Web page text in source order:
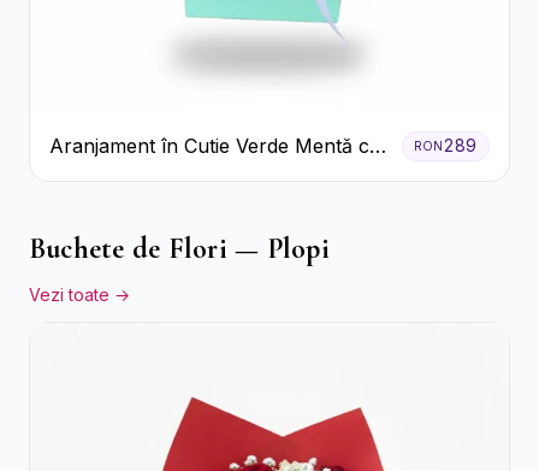
Aranjament în Cutie Verde Mentă cu
Trandafiri și Alstroemeria
RON289
Buchete de Flori — Plopi
Vezi toate →